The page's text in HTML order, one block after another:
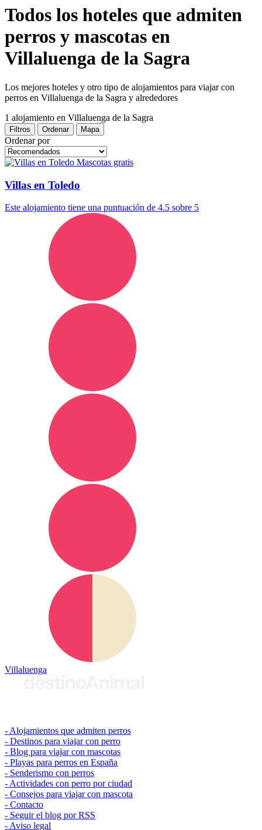
Todos los hoteles que admiten
perros y mascotas en
Villaluenga de la Sagra
Los mejores hoteles y otro tipo de alojamientos para viajar con
perros en Villaluenga de la Sagra y alrededores
1 alojamiento en Villaluenga de la Sagra
Filtros Ordenar Mapa
Ordenar por
Mascotas gratis
Villas en Toledo
Este alojamiento tiene una puntuación de 4.5 sobre 5
Villaluenga
Alojamientos que admiten perros
Destinos para viajar con perro
Blog para viajar con mascotas
Playas para perros en España
Senderismo con perros
Actividades con perro por ciudad
Consejos para viajar con mascota
Contacto
Seguir el blog por RSS
Aviso legal